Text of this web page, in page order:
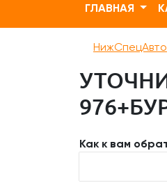
ГЛАВНАЯ
НижСпецАвто
Как к вам